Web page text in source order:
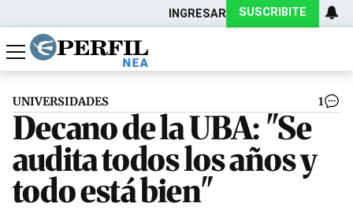
INGRESAR SUSCRIBITE
Política
Economía
Actualidad
UNIVERSIDADES 1
Decano de la UBA: "Se
audita todos los años y
todo está bien"